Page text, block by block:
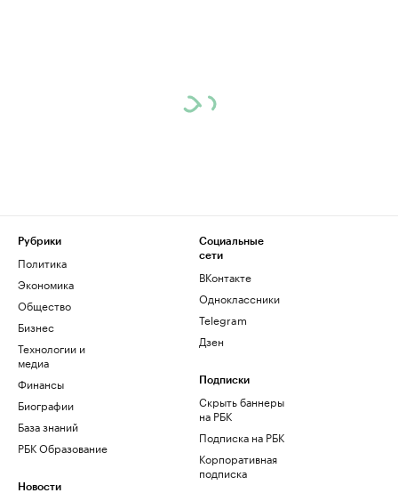
Рубрики
Политика
Экономика
Общество
Бизнес
Технологии и
медиа
Финансы
Биографии
База знаний
РБК Образование
Новости
Социальные
сети
ВКонтакте
Одноклассники
Telegram
Дзен
Подписки
Скрыть баннеры
на РБК
Подписка на РБК
Корпоративная
подписка